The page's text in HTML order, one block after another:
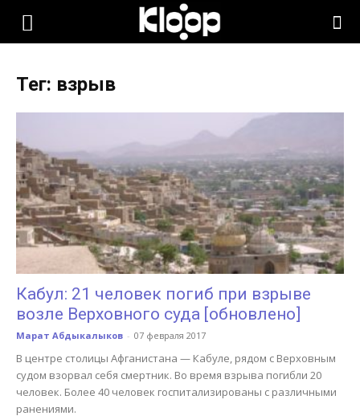
KLOOP.KG
Новости
Кыргызстана
Тег: взрыв
Кабул: 21 человек погиб при взрыве
возле Верховного суда [обновлено]
Марат Абдыкалыков - 07 февраля 2017
В центре столицы Афганистана — Кабуле, рядом с Верховным
судом взорвал себя смертник. Во время взрыва погибли 20
человек. Более 40 человек госпитализированы с различными
ранениями.